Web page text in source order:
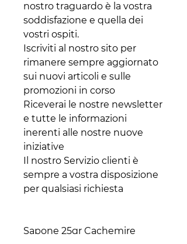
nostro traguardo è la vostra
soddisfazione e quella dei
vostri ospiti.
Iscriviti al nostro sito per
rimanere sempre aggiornato
sui nuovi articoli e sulle
promozioni in corso
Riceverai le nostre newsletter
e tutte le informazioni
inerenti alle nostre nuove
iniziative
Il nostro Servizio clienti è
sempre a vostra disposizione
per qualsiasi richiesta
Sapone 25gr Cachemire